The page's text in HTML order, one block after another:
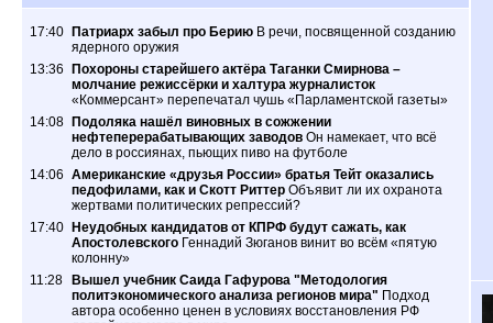
17:40 Патриарх забыл про Берию В речи, посвященной созданию
ядерного оружия
13:36 Похороны старейшего актёра Таганки Смирнова –
молчание режиссёрки и халтура журналисток
«Коммерсант» перепечатал чушь «Парламентской газеты»
14:08 Подоляка нашёл виновных в сожжении
нефтеперерабатывающих заводов Он намекает, что всё
дело в россиянах, пьющих пиво на футболе
14:06 Американские «друзья России» братья Тейт оказались
педофилами, как и Скотт Риттер Объявит ли их охранота
жертвами политических репрессий?
17:40 Неудобных кандидатов от КПРФ будут сажать, как
Апостолевского Геннадий Зюганов винит во всём «пятую
колонну»
11:28 Вышел учебник Саида Гафурова "Методология
политэкономического анализа регионов мира" Подход
автора особенно ценен в условиях восстановления РФ